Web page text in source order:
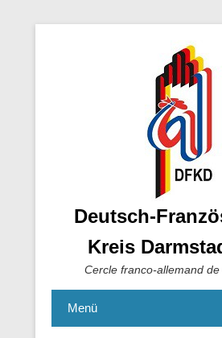
Deutsch-
Kreis
Cercle franco-allemand
Menü